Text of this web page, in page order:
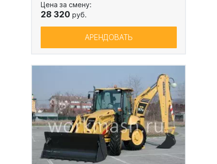
Цена за смену:
28 320 руб.
АРЕНДОВАТЬ